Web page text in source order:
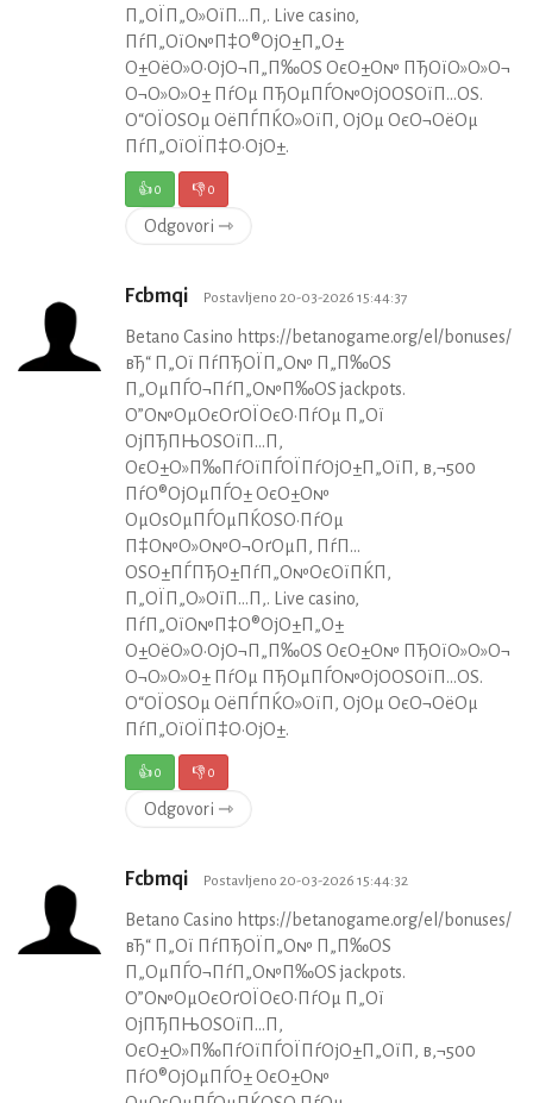
П„ОЇП„О»ОїП…П‚. Live casino,
ПѓП„ОїО№П‡О®ОјО±П„О±
О±ОёО»О·ОјО¬П„П‰ОЅ ОєО±О№ ПЂОїО»О»О¬
О¬О»О»О± ПѓОµ ПЂОµПЃО№ОјО­ОЅОїП…ОЅ.
О“ОЇОЅОµ ОёПЃПЌО»ОїП‚ ОјОµ ОєО¬ОёОµ
ПѓП„ОїОЇП‡О·ОјО±.
👍0 👎0
Odgovori ⇾
Fcbmqi Postavljeno 20-03-2026 15:44:37
Betano Casino https://betanogame.org/el/bonuses/
вЂ“ П„Ої ПѓПЂОЇП„О№ П„П‰ОЅ
П„ОµПЃО¬ПѓП„О№П‰ОЅ jackpots.
О”О№ОµОєОґОЇОєО·ПѓОµ П„Ої
ОјПЂПЊОЅОїП…П‚
ОєО±О»П‰ПѓОїПЃОЇПѓОјО±П„ОїП‚ в‚¬500
ПѓО®ОјОµПЃО± ОєО±О№
ОµОѕОµПЃОµПЌОЅО·ПѓОµ
П‡О№О»О№О¬ОґОµП‚ ПѓП…
ОЅО±ПЃПЂО±ПѓП„О№ОєОїПЌП‚
П„ОЇП„О»ОїП…П‚. Live casino,
ПѓП„ОїО№П‡О®ОјО±П„О±
О±ОёО»О·ОјО¬П„П‰ОЅ ОєО±О№ ПЂОїО»О»О¬
О¬О»О»О± ПѓОµ ПЂОµПЃО№ОјО­ОЅОїП…ОЅ.
О“ОЇОЅОµ ОёПЃПЌО»ОїП‚ ОјОµ ОєО¬ОёОµ
ПѓП„ОїОЇП‡О·ОјО±.
👍0 👎0
Odgovori ⇾
Fcbmqi Postavljeno 20-03-2026 15:44:32
Betano Casino https://betanogame.org/el/bonuses/
вЂ“ П„Ої ПѓПЂОЇП„О№ П„П‰ОЅ
П„ОµПЃО¬ПѓП„О№П‰ОЅ jackpots.
О”О№ОµОєОґОЇОєО·ПѓОµ П„Ої
ОјПЂПЊОЅОїП…П‚
ОєО±О»П‰ПѓОїПЃОЇПѓОјО±П„ОїП‚ в‚¬500
ПѓО®ОјОµПЃО± ОєО±О№